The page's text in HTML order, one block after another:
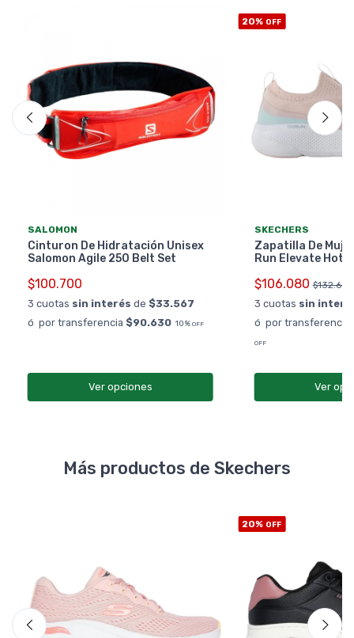
SALOMON
Cinturon De Hidratación Unisex
Salomon Agile 250 Belt Set
$100.700
3 cuotas sin interés de $33.567
ó por transferencia $90.630 10% OFF
Ver opciones
20% OFF
SKECHERS
Zapatilla De
Run Elevate Hot
$106.080 $132.600
3 cuotas sin
ó por transferencia
OFF
Ver
Más productos de Skechers
20% OFF